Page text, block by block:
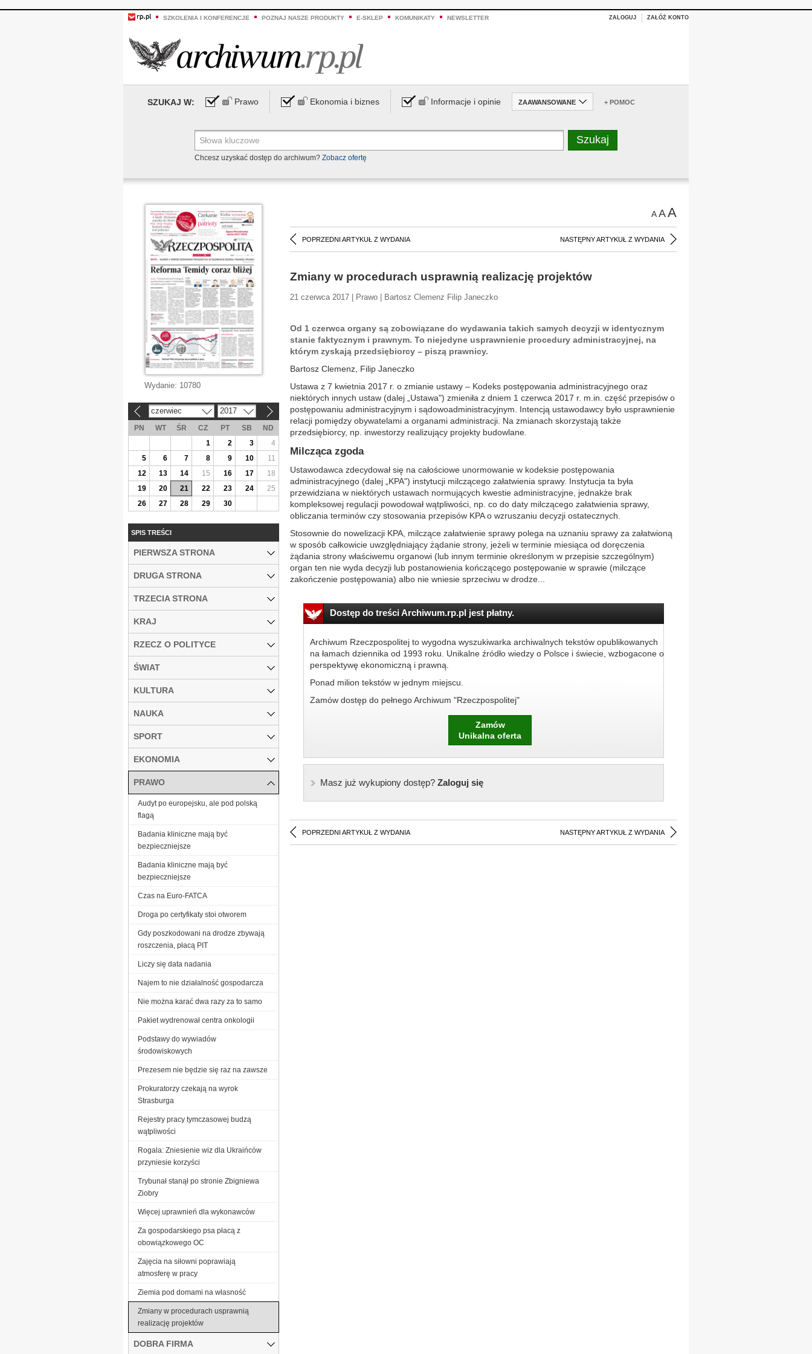
SZKOLENIA I KONFERENCJE POZNAJ NASZE PRODUKTY E-SKLEP KOMUNIKATY NEWSLETTER ZALOGUJ ZAŁÓŻ KONTO
SZUKAJ W: Prawo Ekonomia i biznes Informacje i opinie ZAAWANSOWANE + POMOC
Chcesz uzyskać dostęp do archiwum? Zobacz ofertę
AAA
POPRZEDNI ARTYKUŁ Z WYDANIA NASTĘPNY ARTYKUŁ Z WYDANIA
Zmiany w procedurach usprawnią realizację projektów
21 czerwca 2017 | Prawo | Bartosz Clemenz Filip Janeczko
Od 1 czerwca organy są zobowiązane do wydawania takich samych decyzji w identycznym
stanie faktycznym i prawnym. To niejedyne usprawnienie procedury administracyjnej, na
którym zyskają przedsiębiorcy – piszą prawnicy.
Bartosz Clemenz, Filip Janeczko
Ustawa z 7 kwietnia 2017 r. o zmianie ustawy – Kodeks postępowania administracyjnego oraz
niektórych innych ustaw (dalej „Ustawa") zmieniła z dniem 1 czerwca 2017 r. m.in. część przepisów o
postępowaniu administracyjnym i sądowoadministracyjnym. Intencją ustawodawcy było usprawnienie
relacji pomiędzy obywatelami a organami administracji. Na zmianach skorzystają także
przedsiębiorcy, np. inwestorzy realizujący projekty budowlane.
Milcząca zgoda
Ustawodawca zdecydował się na całościowe unormowanie w kodeksie postępowania
administracyjnego (dalej „KPA") instytucji milczącego załatwienia sprawy. Instytucja ta była
przewidziana w niektórych ustawach normujących kwestie administracyjne, jednakże brak
kompleksowej regulacji powodował wątpliwości, np. co do daty milczącego załatwienia sprawy,
obliczania terminów czy stosowania przepisów KPA o wzruszaniu decyzji ostatecznych.
Stosownie do nowelizacji KPA, milczące załatwienie sprawy polega na uznaniu sprawy za załatwioną
w sposób całkowicie uwzględniający żądanie strony, jeżeli w terminie miesiąca od doręczenia
żądania strony właściwemu organowi (lub innym terminie określonym w przepisie szczególnym)
organ ten nie wyda decyzji lub postanowienia kończącego postępowanie w sprawie (milczące
zakończenie postępowania) albo nie wniesie sprzeciwu w drodze...
Dostęp do treści Archiwum.rp.pl jest płatny.
Archiwum Rzeczpospolitej to wygodna wyszukiwarka archiwalnych tekstów opublikowanych
na łamach dziennika od 1993 roku. Unikalne źródło wiedzy o Polsce i świecie, wzbogacone o
perspektywę ekonomiczną i prawną.
Ponad milion tekstów w jednym miejscu.
Zamów dostęp do pełnego Archiwum "Rzeczpospolitej"
Zamów
Unikalna oferta
Masz już wykupiony dostęp?Zaloguj się
POPRZEDNI ARTYKUŁ Z WYDANIA NASTĘPNY ARTYKUŁ Z WYDANIA
Wydanie: 10780
czerwiec 2017
PN WT ŚR CZ PT SB
ND
1
2 3
4
5
6 7 8 9 10
11
12
13 14 15 16 17
18
19
20 21 22 23 24
25
26
27 28 29 30
SPIS TREŚCI
PIERWSZA STRONA
DRUGA STRONA
TRZECIA STRONA
KRAJ
RZECZ O POLITYCE
ŚWIAT
KULTURA
NAUKA
SPORT
EKONOMIA
PRAWO
Audyt po europejsku, ale pod polską
flagą
Badania kliniczne mają być
bezpieczniejsze
Badania kliniczne mają być
bezpieczniejsze
Czas na Euro-FATCA
Droga po certyfikaty stoi otworem
Gdy poszkodowani na drodze zbywają
roszczenia, płacą PIT
Liczy się data nadania
Najem to nie działalność gospodarcza
Nie można karać dwa razy za to samo
Pakiet wydrenował centra onkologii
Podstawy do wywiadów
środowiskowych
Prezesem nie będzie się raz na zawsze
Prokuratorzy czekają na wyrok
Strasburga
Rejestry pracy tymczasowej budzą
wątpliwości
Rogala: Zniesienie wiz dla Ukraińców
przyniesie korzyści
Trybunał stanął po stronie Zbigniewa
Ziobry
Więcej uprawnień dla wykonawców
Za gospodarskiego psa płacą z
obowiązkowego OC
Zajęcia na siłowni poprawiają
atmosferę w pracy
Ziemia pod domami na własność
Zmiany w procedurach usprawnią
realizację projektów
DOBRA FIRMA